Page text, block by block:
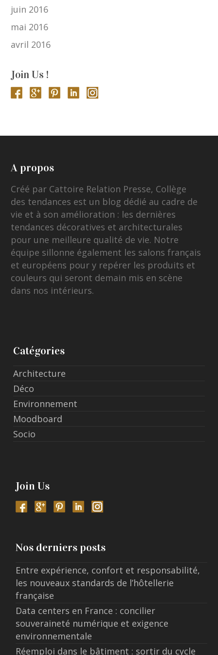
juin 2016
mai 2016
avril 2016
Join Us !
A propos
Créé par Cattoire Relation Presse, Collège
des tendances est un blog dédié au cadre de
vie et à son amélioration : les dernières
tendances décoratives et architecturales
pour une meilleure qualité de vie. Notre
équipe sillonne également les salons français
et européens pour y repérer les produits et
couleurs qui seront demain mis en scène
dans nos intérieurs.
Catégories
Architecture
Déco
Environnement
Moodboard
Socio
Join Us
Nos derniers posts
Entre expérience, confort et responsabilité,
les nouveaux standards de l’hôtellerie
française
Data centers en France : concilier
souveraineté numérique et exigence
environnementale
Réemploi dans le bâtiment : sortir du cycle